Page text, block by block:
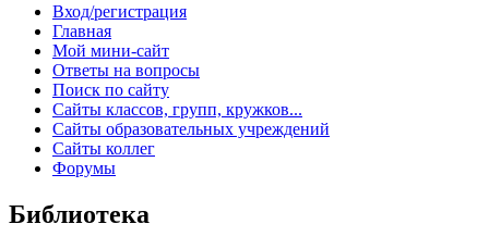
Вход/регистрация
Главная
Мой мини-сайт
Ответы на вопросы
Поиск по сайту
Сайты классов, групп, кружков...
Сайты образовательных учреждений
Сайты коллег
Форумы
Библиотека